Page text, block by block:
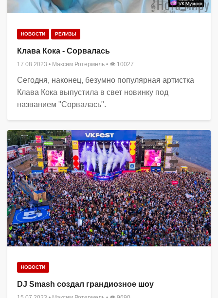
НОВОСТИ РЕЛИЗЫ
Клава Кока - Сорвалась
17.08.2023 • Максим Ротермель • 👁 10027
Сегодня, наконец, безумно популярная артистка
Клава Кока выпустила в свет новинку под
названием "Сорвалась".
НОВОСТИ
DJ Smash создал грандиозное шоу